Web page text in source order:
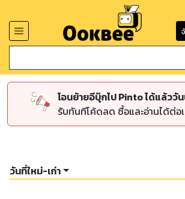
โอนย้ายอีบุ๊กไป Pinto ได้แล้ววั
รับทันทีโค้ดลด ซื้อและอ่านได้ต่อ
วันที่ใหม่-เก่า